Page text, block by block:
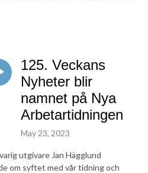
125. Veckans
Nyheter blir
namnet på Nya
Arbetartidningen
May 23, 2023
utgivare Jan Hägglund
om syftet med vår tidning och